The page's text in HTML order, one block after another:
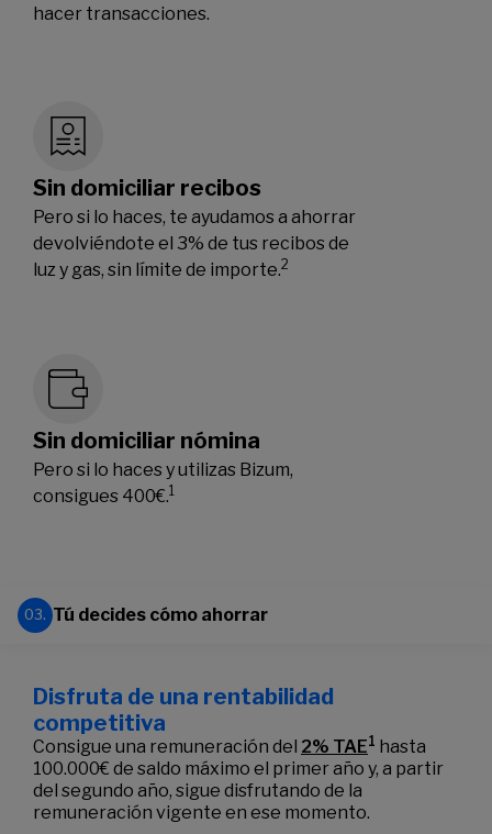
hacer transacciones.
Sin domiciliar recibos
Pero si lo haces, te ayudamos a ahorrar
devolviéndote el 3% de tus recibos de
luz y gas, sin límite de importe.2
Sin domiciliar nómina
Pero si lo haces y utilizas Bizum,
consigues 400€.1
03. Tú decides cómo ahorrar
Disfruta de una rentabilidad
competitiva
Consigue una remuneración del 2% TAE1 hasta
100.000€ de saldo máximo el primer año y, a partir
del segundo año, sigue disfrutando de la
remuneración vigente en ese momento.